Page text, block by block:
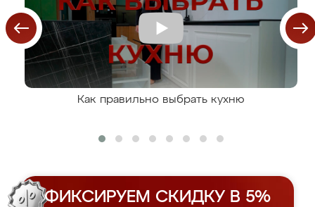
Как правильно выбрать кухню
ФИКСИРУЕМ СКИДКУ В 5%